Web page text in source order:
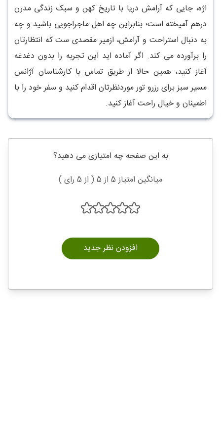
اژه، جایی که آرامش دریا با تاریخ کهن و سبک زندگی مدرن
درهم آمیخته است؛ بنابراین چه اهل ماجراجویی باشید و چه
به دنبال استراحت و آرامش، ازمیر مقصدی ست که انتظارتان
را برآورده می کند. اگر آماده اید این تجربه را بدون دغدغه
آغاز کنید، همین حالا از طریق تماس با کارشناسان آژانس
مسیر سبز برای رزرو تور موردنظرتان اقدام کنید و سفر خود را با
اطمینان و خیال راحت آغاز کنید.
به این صفحه چه امتیازی می دهید؟
میانگین امتیاز 5 از 5 ( از 5 رای )
افزودن نظر جدید